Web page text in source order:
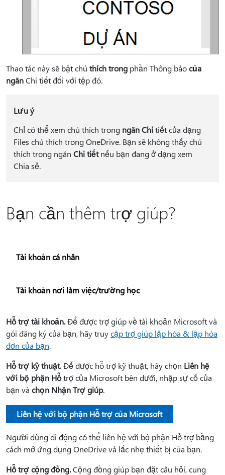
Thao tác này sẽ bật chú thích trong phần Thông báocủa
ngănChi tiết đối với tệp đó.
Lưu ý
Chỉ có thể xem chú thích trong ngăn Chitiết của dạng
Files chú thích trong OneDrive. Bạn sẽ không thấy chú
thích trong ngăn Chi tiếtnếu bạn đang ở dạng xem
Chia sẻ.
Bạn cần thêm trợ giúp?
Tài khoản cá nhân
Tài khoản nơi làm việc/trường học
Hỗ trợ tài khoản.Để được trợ giúp về tài khoản Microsoft và
gói đăng ký của bạn, hãy truycập trợ giúp lập hóa & lập hóa
đơn của bạn.
Hỗ trợ kỹ thuật.Để được hỗ trợ kỹ thuật, hãy chọn Liên hệ
với bộ phận Hỗtrợ của Microsoft bên dưới, nhập sự cố của
bạn và chọn Nhận Trợ giúp.
Liên hệ với bộ phận Hỗ trợ của Microsoft
Người dùng di động có thể liên hệ với bộ phận Hỗ trợ bằng
cách mở ứng dụng OneDrive và lắc nhẹ thiết bị của bạn.
Hỗ trợ cộng đồng.Cộng đồng giúp bạn đặt câu hỏi, cung